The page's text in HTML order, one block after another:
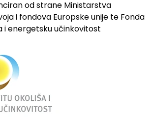
od strane Ministarstva
i fondova Europske unije te Fonda
i energetsku učinkovitost